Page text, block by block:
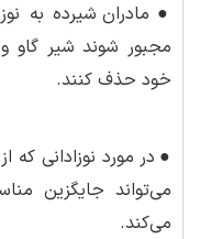
● مادران شیرده به
مجبور شوند شیر گاو
خود حذف کنند.
● در مورد نوزادانی
می‌تواند جایگزین
می‌کند.